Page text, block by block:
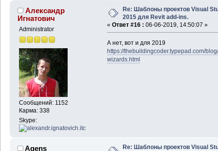
Александр
Игнатович
Administrator
Сообщений: 1152
Карма: 338
Skype:
Re: Шаблоны проектов Visual
2015 для Revit add-ins.
« Ответ #16 : 06-06-2019, 14:50:07 »
А нет, вот и для 2019
https://thebuildingcoder.typepad.com/
wizards.html
Agens
Re: Шаблоны проектов Visual